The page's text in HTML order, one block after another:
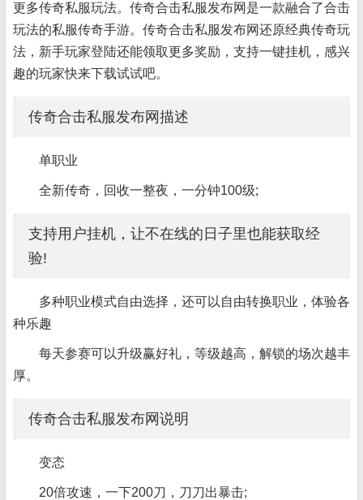
更多传奇私服玩法。传奇合击私服发布网是一款融合了合击
玩法的私服传奇手游。传奇合击私服发布网还原经典传奇玩
法，新手玩家登陆还能领取更多奖励，支持一键挂机，感兴
趣的玩家快来下载试试吧。
传奇合击私服发布网描述
单职业
全新传奇，回收一整夜，一分钟100级;
支持用户挂机，让不在线的日子里也能获取经
验!
多种职业模式自由选择，还可以自由转换职业，体验各
种乐趣
每天参赛可以升级赢好礼，等级越高，解锁的场次越丰
厚。
传奇合击私服发布网说明
变态
20倍攻速，一下200刀，刀刀出暴击;